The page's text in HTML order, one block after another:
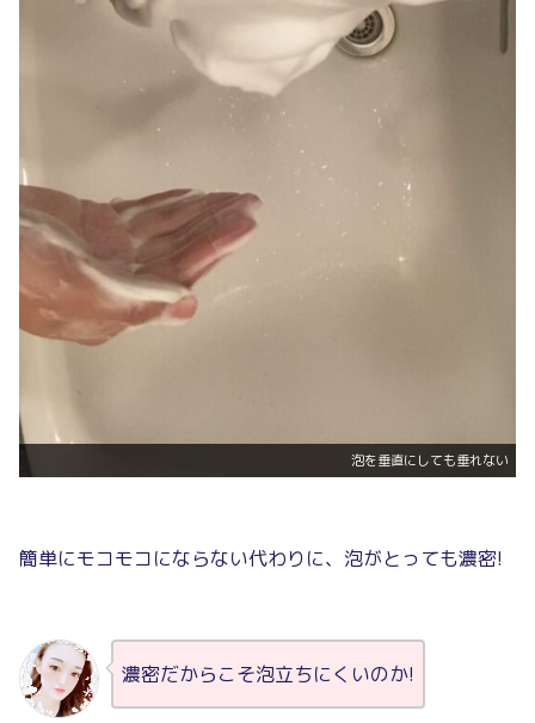
泡を垂直にしても垂れない
簡単にモコモコにならない代わりに、泡がとっても濃密!
濃密だからこそ泡立ちにくいのか!